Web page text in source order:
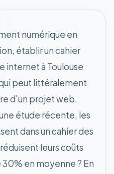
numérique en
établir un cahier
internet à Toulouse
peut littéralement
d'un projet web.
étude récente, les
dans un cahier des
leurs coûts
en moyenne ? En